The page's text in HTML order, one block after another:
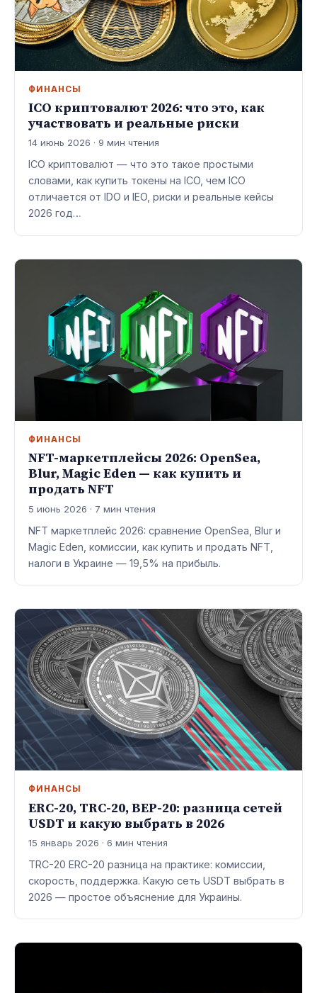
ФИНАНСЫ
ICO криптовалют 2026: что это, как
участвовать и реальные риски
14 июнь 2026 · 9 мин чтения
ICO криптовалют — что это такое простыми
словами, как купить токены на ICO, чем ICO
отличается от IDO и IEO, риски и реальные кейсы
2026 год…
ФИНАНСЫ
NFT-маркетплейсы 2026: OpenSea,
Blur, Magic Eden — как купить и
продать NFT
5 июнь 2026 · 7 мин чтения
NFT маркетплейс 2026: сравнение OpenSea, Blur и
Magic Eden, комиссии, как купить и продать NFT,
налоги в Украине — 19,5% на прибыль.
ФИНАНСЫ
ERC-20, TRC-20, BEP-20: разница сетей
USDT и какую выбрать в 2026
15 январь 2026 · 6 мин чтения
TRC-20 ERC-20 разница на практике: комиссии,
скорость, поддержка. Какую сеть USDT выбрать в
2026 — простое объяснение для Украины.